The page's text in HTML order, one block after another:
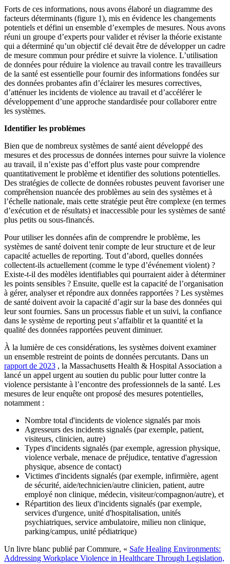
Forts de ces informations, nous avons élaboré un diagramme des
facteurs déterminants (figure 1), mis en évidence les changements
potentiels et défini un ensemble d’exemples de mesures. Nous avons
réuni un groupe d’experts pour valider et réviser la théorie existante
qui a déterminé qu’un objectif clé devait être de développer un cadre
de mesure commun pour prédire et suivre la violence. L’utilisation
de données pour réduire la violence au travail contre les travailleurs
de la santé est essentielle pour fournir des informations fondées sur
des données probantes afin d’éclairer les mesures correctives,
d’atténuer les incidents de violence au travail et d’accélérer le
développement d’une approche standardisée pour collaborer entre
les systèmes.
Identifier les problèmes
Bien que de nombreux systèmes de santé aient développé des
mesures et des processus de données internes pour suivre la violence
au travail, il n’existe pas d’effort plus vaste pour comprendre
quantitativement le problème et identifier des solutions potentielles.
Des stratégies de collecte de données robustes peuvent favoriser une
compréhension nuancée des problèmes au sein des systèmes et à
l’échelle nationale, mais cette stratégie peut être complexe (en termes
d’exécution et de résultats) et inaccessible pour les systèmes de santé
plus petits ou sous-financés.
Pour utiliser les données afin de comprendre le problème, les
systèmes de santé doivent tenir compte de leur structure et de leur
capacité actuelles de reporting. Tout d’abord, quelles données
collectent-ils actuellement (comme le type d’événement violent) ?
Existe-t-il des modèles identifiables qui pourraient aider à déterminer
les points sensibles ? Ensuite, quelle est la capacité de l’organisation
à gérer, analyser et répondre aux données rapportées ? Les systèmes
de santé doivent avoir la capacité d’agir sur la base des données qui
leur sont fournies. Sans un processus fiable et un suivi, la confiance
dans le système de reporting peut s’affaiblir et la quantité et la
qualité des données rapportées peuvent diminuer.
À la lumière de ces considérations, les systèmes doivent examiner
un ensemble restreint de points de données percutants. Dans un
rapport de 2023 , la Massachusetts Health & Hospital Association a
lancé un appel urgent au soutien du public pour lutter contre la
violence persistante à l’encontre des professionnels de la santé. Les
mesures de leur enquête ont proposé des mesures potentielles,
notamment :
Nombre total d'incidents de violence signalés par mois
Agresseurs des incidents signalés (par exemple, patient,
visiteurs, clinicien, autre)
Types d'incidents signalés (par exemple, agression physique,
violence verbale, menace de préjudice, tentative d'agression
physique, absence de contact)
Victimes d'incidents signalés (par exemple, infirmière, agent
de sécurité, aide/technicien/autre clinicien, patient, autre
employé non clinique, médecin, visiteur/compagnon/autre), et
Répartition des lieux d'incidents signalés (par exemple,
services d'urgence, unité d'hospitalisation, unités
psychiatriques, service ambulatoire, milieu non clinique,
parking/campus, unité pédiatrique)
Un livre blanc publié par Commure, « Safe Healing Environments:
Addressing Workplace Violence in Healthcare Through Legislation,